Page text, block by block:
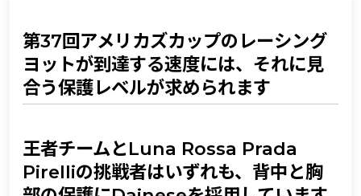
0-2
王者チームとLuna Rossa Prada Pirelliの挑戦者はいず
れも、背中と胸部の保護にDaineseを採用しています
0-3
Emirates Team New Zealandは、保護性能と動きやす
さを最適化したSea-Guardジャケットを選択しました
NUCLEOヘルメットでもDaineseをパートナーに選んで
います
0-5 柔軟で耐久性があり、浮力も備えたプロテクション
第37回アメリカズカップのレーシング
ヨットが到達する速度には、それに見
合う保護レベルが求められます
王者チームとLuna Rossa Prada
Pirelliの挑戦者はいずれも、背中と胸